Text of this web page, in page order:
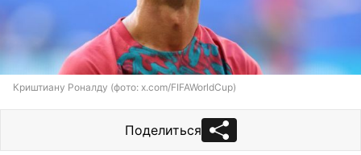
Криштиану Роналду (фото: x.com/FIFAWorldCup)
Поделиться